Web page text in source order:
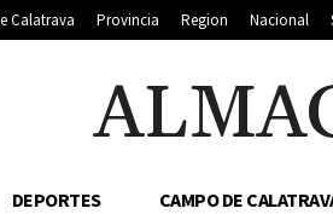
Calatrava Provincia Region Nacional
DEPORTES CAMPO DE